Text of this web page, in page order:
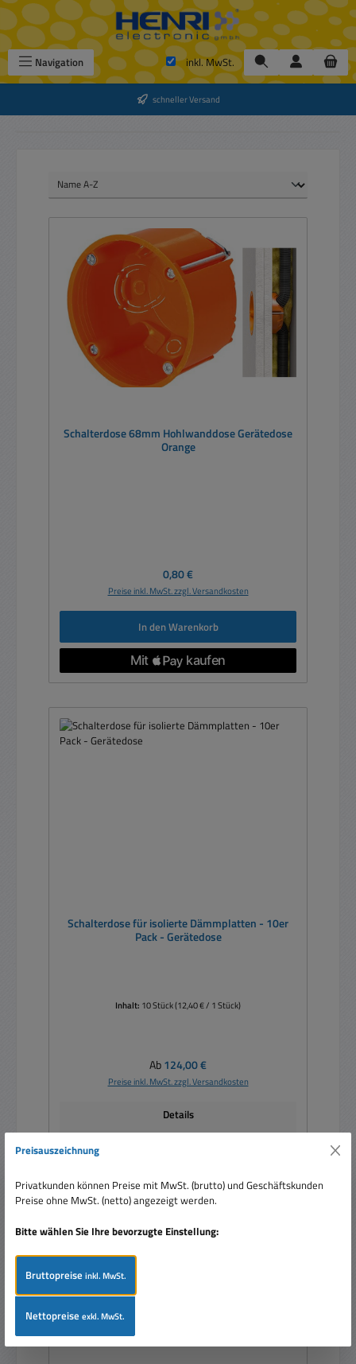
Zum Hauptinhalt springen
Navigation inkl. MwSt.
schneller Versand
Schalterdose 68mm Hohlwanddose Gerätedose
Orange
Regulärer Preis:
0,80 €
Preise inkl. MwSt. zzgl. Versandkosten
In den Warenkorb
Schalterdose für isolierte Dämmplatten - 10er
Pack - Gerätedose
Inhalt: 10 Stück(12,40 € / 1 Stück)
Regulärer Preis:
Ab124,00 €
Preise inkl. MwSt. zzgl. Versandkosten
Details
%Rabatt
Preisauszeichnung
Privatkunden können Preise mit MwSt. (brutto) und Geschäftskunden
Preise ohne MwSt. (netto) angezeigt werden.
Bitte wählen Sie Ihre bevorzugte Einstellung:
Bruttopreiseinkl. MwSt.
Nettopreiseexkl. MwSt.